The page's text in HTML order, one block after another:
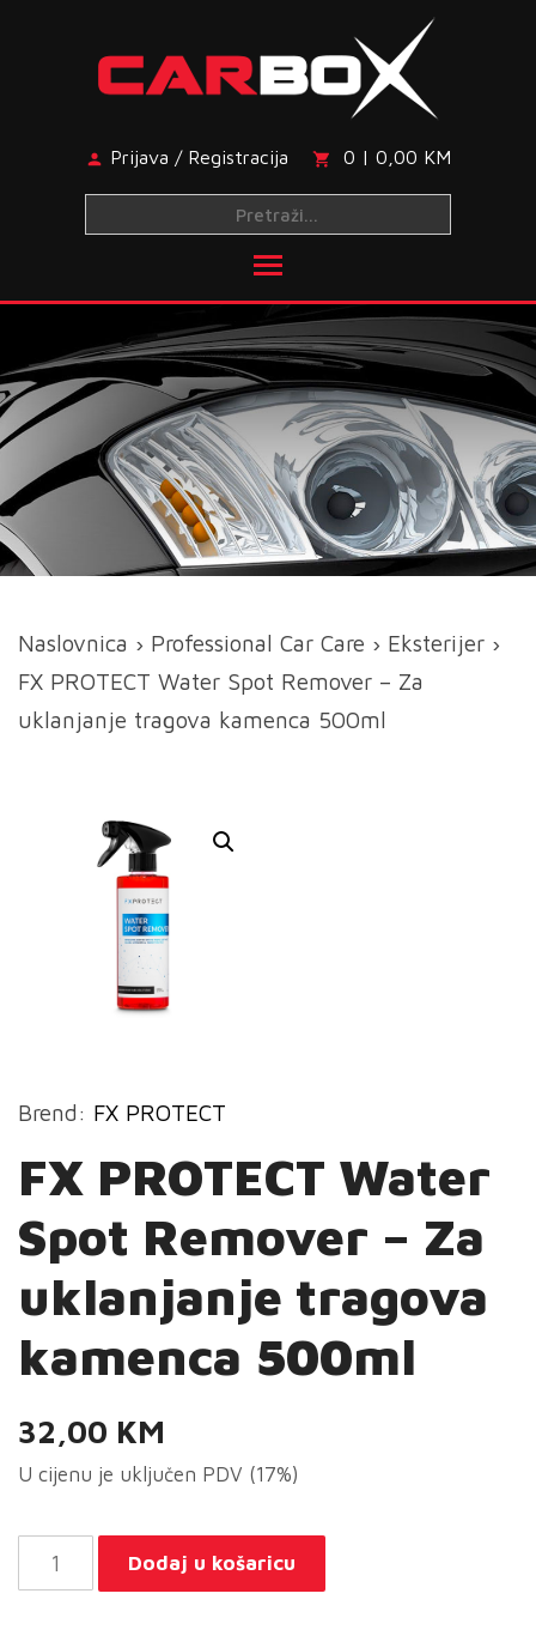
Prijava / Registracija 0 | 0,00 KM
Naslovnica › Professional Car Care › Eksterijer ›
FX PROTECT Water Spot Remover – Za
uklanjanje tragova kamenca 500ml
Brend: FX PROTECT
FX PROTECT Water
Spot Remover – Za
uklanjanje tragova
kamenca 500ml
32,00 KM
U cijenu je uključen PDV (17%)
PROTECT
Dodaj u košaricu